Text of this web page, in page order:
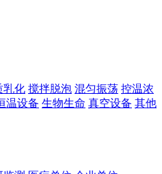
乳化 搅拌脱泡 混匀振荡 控温浓
温设备 生物生命 真空设备 其他